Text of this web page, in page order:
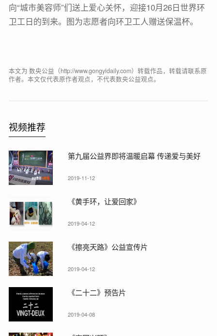
向“城市美容师”们送上爱心关怀，迎接10月26日世界环
卫工日的到来。图为志愿者向环卫工人赠送保温杯。
本文为 数央公益（http://www.gongyidaily.com）转载作品，转载请联系原
作者。本文仅代表原作者观点，不代表数央公益观点。
视频推荐
第九届公益界即将温暖启幕 传递爱与美好
2019-11-12
《黄手环，让爱回家》
2019-04-12
《擦亮天路》公益宣传片
2019-04-12
《二十二》预告片
2019-04-08